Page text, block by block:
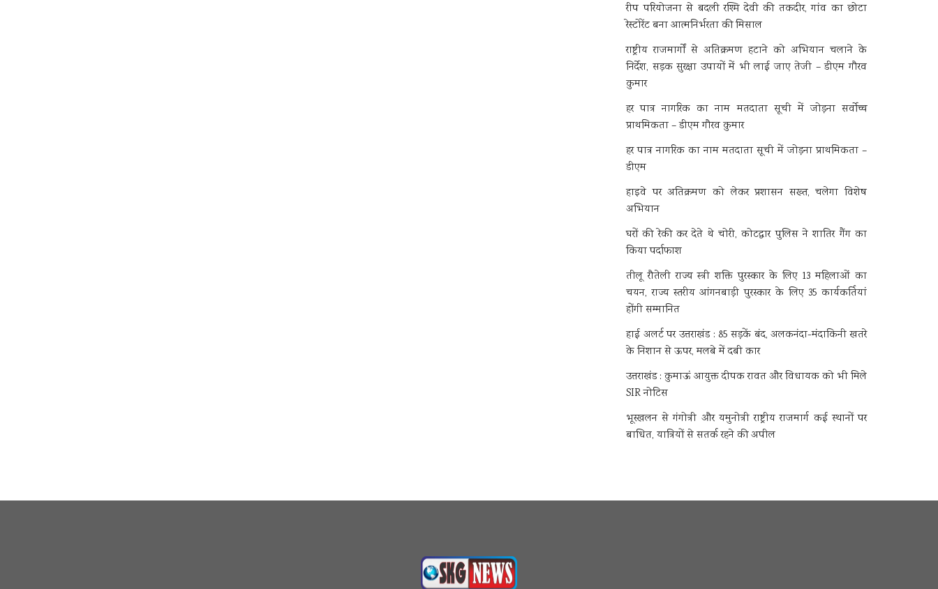
रीप परियोजना से बदली रश्मि देवी की तकदीर, गांव का छोटा
रेस्टोरेंट बना आत्मनिर्भरता की मिसाल
राष्ट्रीय राजमार्गों से अतिक्रमण हटाने को अभियान चलाने के
निर्देश, सड़क सुरक्षा उपायों में भी लाई जाए तेजी – डीएम गौरव
कुमार
हर पात्र नागरिक का नाम मतदाता सूची में जोड़ना सर्वोच्च
प्राथमिकता – डीएम गौरव कुमार
हर पात्र नागरिक का नाम मतदाता सूची में जोड़ना प्राथमिकता –
डीएम
हाइवे पर अतिक्रमण को लेकर प्रशासन सख्त, चलेगा विशेष
अभियान
घरों की रेकी कर देते थे चोरी, कोटद्वार पुलिस ने शातिर गैंग का
किया पर्दाफाश
तीलू रौतेली राज्य स्त्री शक्ति पुरस्कार के लिए 13 महिलाओं का
चयन, राज्य स्तरीय आंगनबाड़ी पुरस्कार के लिए 35 कार्यकर्तियां
होंगी सम्मानित
हाई अलर्ट पर उत्तराखंड : 85 सड़कें बंद, अलकनंदा-मंदाकिनी खतरे
के निशान से ऊपर, मलबे में दबी कार
उत्तराखंड : कुमाऊं आयुक्त दीपक रावत और विधायक को भी मिले
SIR नोटिस
भूस्खलन से गंगोत्री और यमुनोत्री राष्ट्रीय राजमार्ग कई स्थानों पर
बाधित, यात्रियों से सतर्क रहने की अपील